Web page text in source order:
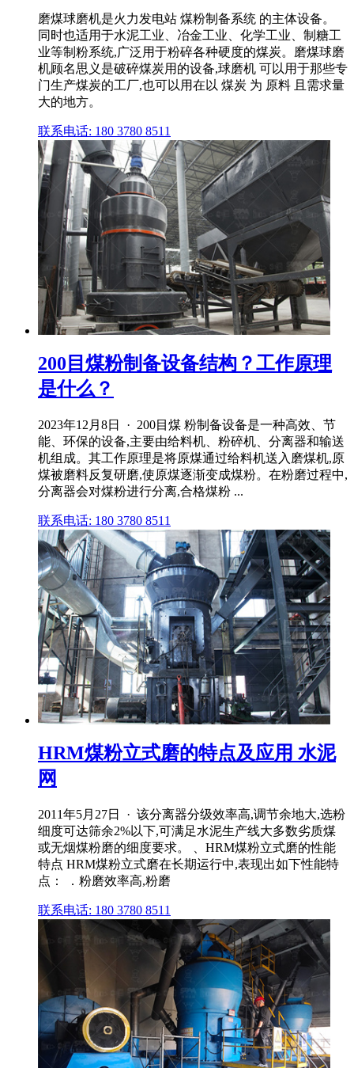
磨煤球磨机是火力发电站 煤粉制备系统 的主体设备。
同时也适用于水泥工业、冶金工业、化学工业、制糖工
业等制粉系统,广泛用于粉碎各种硬度的煤炭。磨煤球磨
机顾名思义是破碎煤炭用的设备,球磨机 可以用于那些专
门生产煤炭的工厂,也可以用在以 煤炭 为 原料 且需求量
大的地方。
联系电话: 180 3780 8511
200目煤粉制备设备结构？工作原理
是什么？
2023年12月8日 · 200目煤 粉制备设备是一种高效、节
能、环保的设备,主要由给料机、粉碎机、分离器和输送
机组成。其工作原理是将原煤通过给料机送入磨煤机,原
煤被磨料反复研磨,使原煤逐渐变成煤粉。在粉磨过程中,
分离器会对煤粉进行分离,合格煤粉 ...
联系电话: 180 3780 8511
HRM煤粉立式磨的特点及应用 水泥
网
2011年5月27日 · 该分离器分级效率高,调节余地大,选粉
细度可达筛余2%以下,可满足水泥生产线大多数劣质煤
或无烟煤粉磨的细度要求。 、HRM煤粉立式磨的性能
特点 HRM煤粉立式磨在长期运行中,表现出如下性能特
点： ．粉磨效率高,粉磨
联系电话: 180 3780 8511